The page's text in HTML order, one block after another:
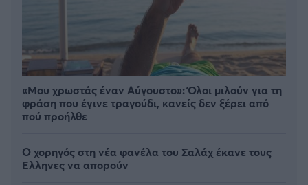
«Μου χρωστάς έναν Αύγουστο»: Όλοι μιλούν για τη
φράση που έγινε τραγούδι, κανείς δεν ξέρει από
πού προήλθε
Ο χορηγός στη νέα φανέλα του Σαλάχ έκανε τους
Έλληνες να απορούν